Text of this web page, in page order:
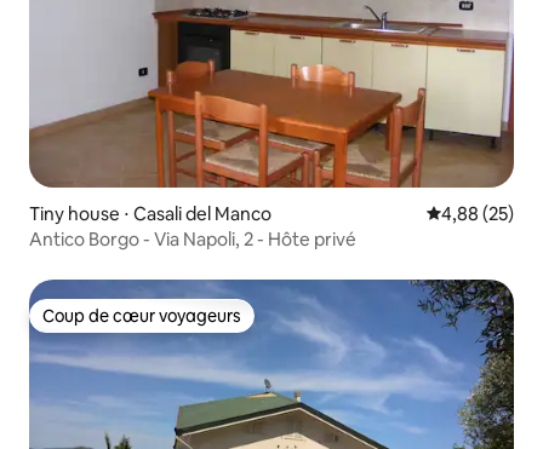
Tiny house ⋅ Casali del Manco Évaluation
4,88 (25)
Antico Borgo - Via Napoli, 2 - Hôte privé
Coup de cœur voyageurs
Coup de cœur voyageurs